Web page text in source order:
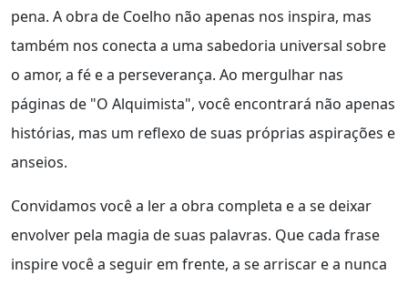
pena. A obra de Coelho não apenas nos inspira, mas
também nos conecta a uma sabedoria universal sobre
o amor, a fé e a perseverança. Ao mergulhar nas
páginas de "O Alquimista", você encontrará não apenas
histórias, mas um reflexo de suas próprias aspirações e
anseios.
Convidamos você a ler a obra completa e a se deixar
envolver pela magia de suas palavras. Que cada frase
inspire você a seguir em frente, a se arriscar e a nunca